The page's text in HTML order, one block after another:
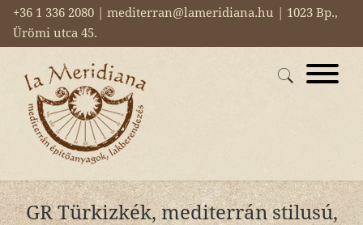
+36 1 336 2080 | mediterran@lameridiana.hu | 1023 Bp.,
Ürömi utca 45.
GR Türkizkék, mediterrán stilusú,